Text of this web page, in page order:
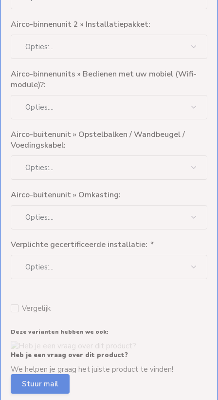
Airco-binnenunit 2 » Installatiepakket:
Airco-binnenunits » Bedienen met uw mobiel (Wifi-
module)?:
Airco-buitenunit » Opstelbalken / Wandbeugel /
Voedingskabel:
Airco-buitenunit » Omkasting:
Verplichte gecertificeerde installatie: *
Vergelijk
Deze varianten hebben we ook:
Heb je een vraag over dit product?
We helpen je graag het juiste product te vinden!
Stuur mail